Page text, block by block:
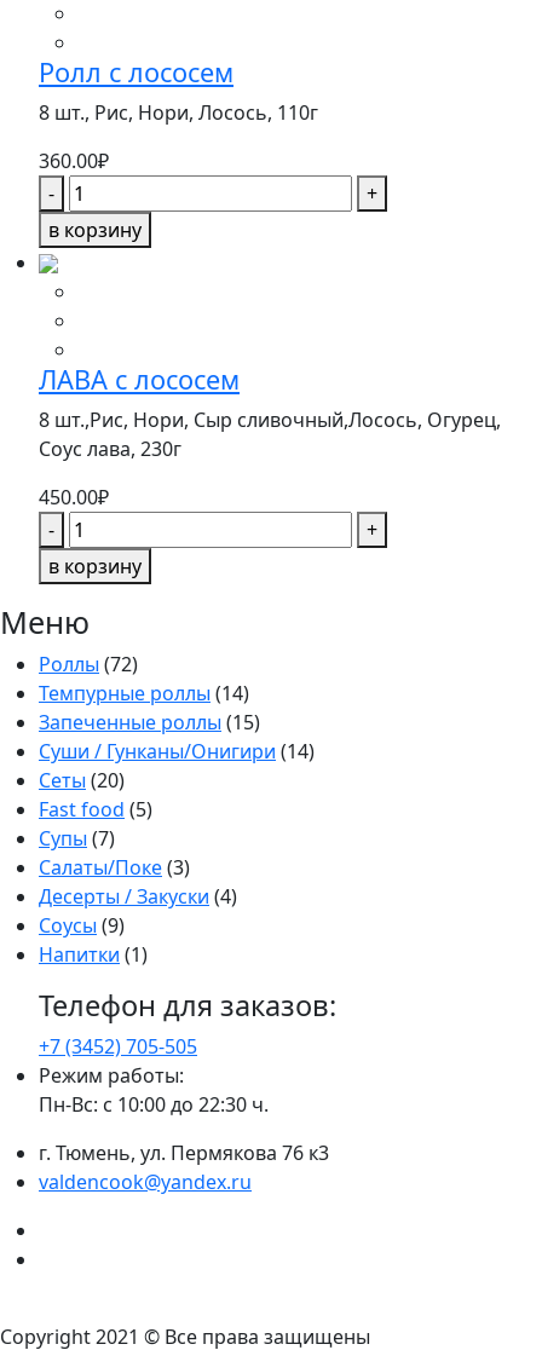
Ролл с лососем
8 шт., Рис, Нори, Лосось, 110г
360.00₽
-
Количество
товара
Ролл
+
в корзину
ЛАВА с лососем
8 шт.,Рис, Нори, Сыр сливочный,Лосось, Огурец,
Соус лава, 230г
450.00₽
-
Количество
товара
ЛАВА
с
лососем
+
в корзину
Меню
Роллы (72)
Темпурные роллы (14)
Запеченные роллы (15)
Суши / Гунканы/Онигири (14)
Сеты (20)
Fast food (5)
Супы (7)
Салаты/Поке(3)
Десерты / Закуски (4)
Соусы (9)
Напитки (1)
Телефон для заказов:
+7 (3452)705-505
Режим работы:
Пн-Вс: с 10:00 до 22:30 ч.
г. Тюмень, ул. Пермякова 76 к3
valdencook@yandex.ru
Copyright 2021 © Все права защищены